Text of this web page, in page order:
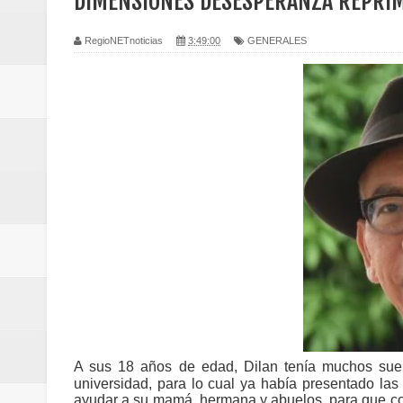
Vallecaucana
Regionetnoticias / Villarrica
Regionetnoticias / Alcaldía de
calle San Juan de Dios del
Regionetnoticias / Pereira
Regionetnoticias / Estas son
Regionetnoticias / Gobernación
ecoeficientes en Marquetalia
Regionetnoticias / Despliegue
terrestre para la posesión
RegioNETnoticias 3:49:00 GENERALES
A sus 18 años de edad, Dilan tenía muchos
universidad, para lo cual ya había presentado
ayudar a su mamá, hermana y abuelos, para que